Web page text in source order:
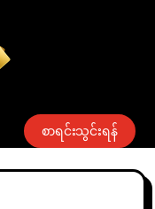
စာရင်းသွင်းရန်